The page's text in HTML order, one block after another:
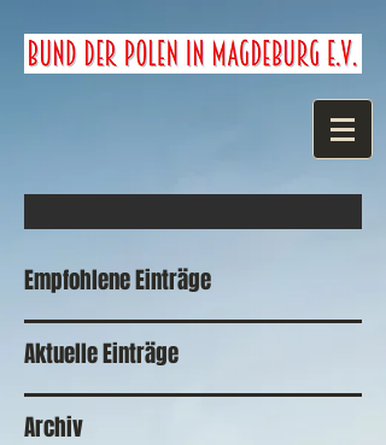
Empfohlene Einträge
Aktuelle Einträge
Archiv